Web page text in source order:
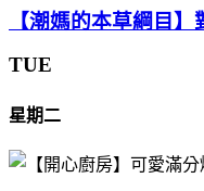
【潮媽的本草綱目
TUE
星期二